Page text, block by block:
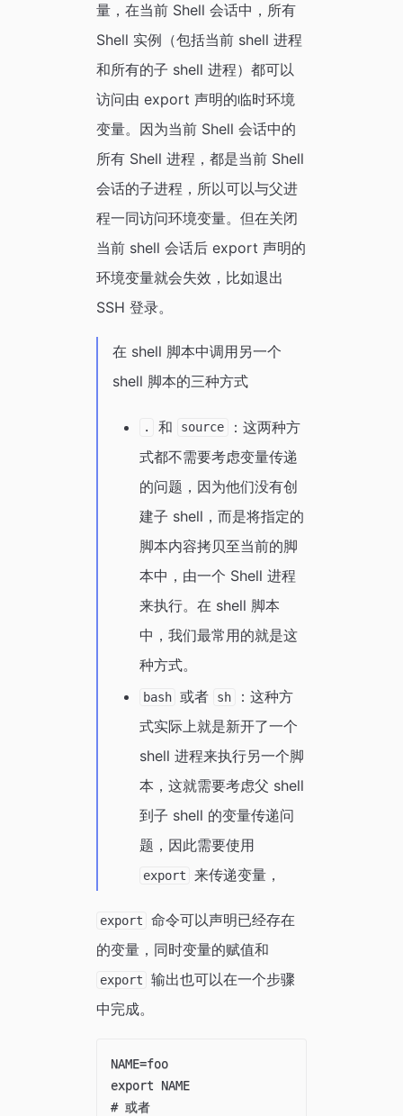
量，在当前 Shell 会话中，所有
Shell 实例（包括当前 shell 进程
和所有的子 shell 进程）都可以
访问由 export 声明的临时环境
变量。因为当前 Shell 会话中的
所有 Shell 进程，都是当前 Shell
会话的子进程，所以可以与父进
程一同访问环境变量。但在关闭
当前 shell 会话后 export 声明的
环境变量就会失效，比如退出
SSH 登录。
在 shell 脚本中调用另一个
shell 脚本的三种方式
. 和 source
：这两种方
式都不需要考虑变量传递
的问题，因为他们没有创
建子 shell，而是将指定的
脚本内容拷贝至当前的脚
本中，由一个 Shell 进程
来执行。在 shell 脚本
中，我们最常用的就是这
种方式。
bash 或者 sh
：这种方
式实际上就是新开了一个
shell 进程来执行另一个脚
本，这就需要考虑父 shell
到子 shell 的变量传递问
题，因此需要使用
export 来传递变量，
export
命令可以声明已经存在
的变量，同时变量的赋值和
export
输出也可以在一个步骤
中完成。
NAME=foo
export NAME
# 或者